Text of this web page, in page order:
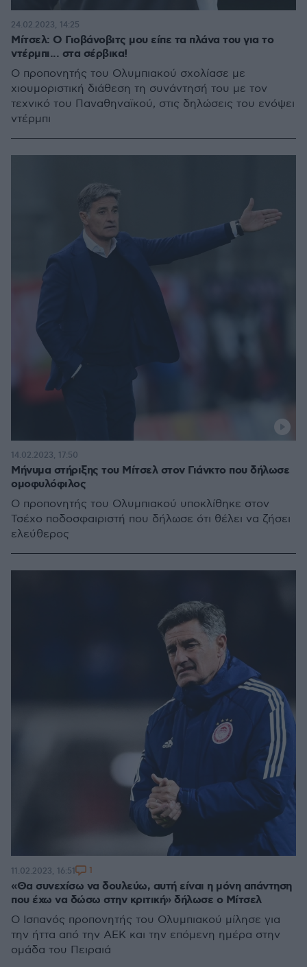
Μίτσελ: Ο Γιοβάνοβιτς μου είπε τα πλάνα του για το
ντέρμπι... στα σέρβικα!
Ο προπονητής του Ολυμπιακού σχολίασε με
χιουμοριστική διάθεση τη συνάντησή του με τον
τεχνικό του Παναθηναϊκού, στις δηλώσεις του ενόψει
ντέρμπι
24.02.2023, 14:25
Μήνυμα στήριξης του Μίτσελ στον Γιάνκτο που δήλωσε
ομοφυλόφιλος
Ο προπονητής του Ολυμπιακού υποκλίθηκε στον
Τσέχο ποδοσφαιριστή που δήλωσε ότι θέλει να ζήσει
ελεύθερος
14.02.2023, 17:50
«Θα συνεχίσω να δουλεύω, αυτή είναι η μόνη απάντηση
που έχω να δώσω στην κριτική» δήλωσε ο Μίτσελ
Ο Ισπανός προπονητής του Ολυμπιακού μίλησε για
την ήττα από την ΑΕΚ και την επόμενη ημέρα στην
ομάδα του Πειραιά
11.02.2023, 16:51 1